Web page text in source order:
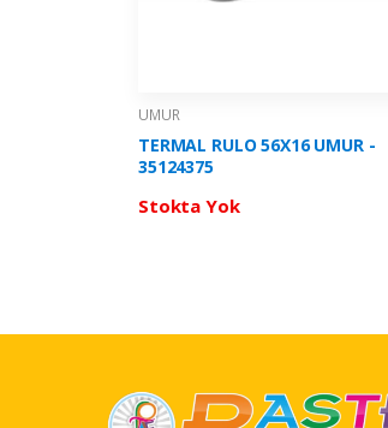
UMUR
TERMAL RULO 56X16 UMUR -
35124375
Stokta Yok